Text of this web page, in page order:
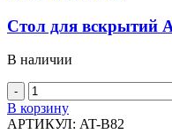
Стол для вскрытий
В наличии
Количество
товара
Стол
В корзину
АРТИКУЛ: AT-B82